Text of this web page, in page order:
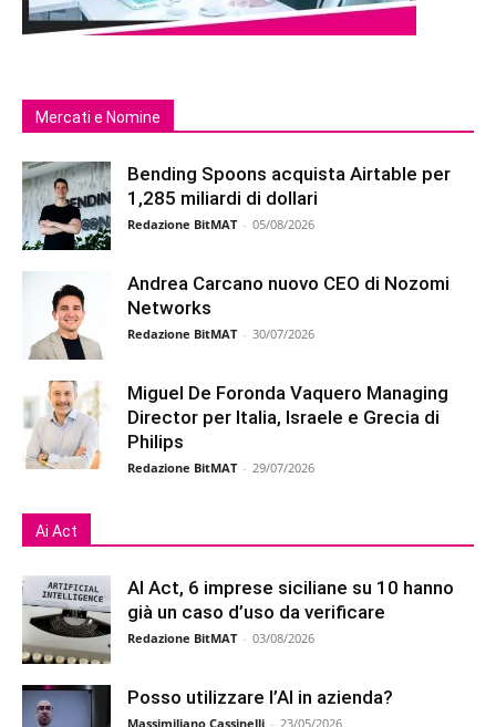
Mercati e Nomine
Bending Spoons acquista Airtable per
1,285 miliardi di dollari
Redazione BitMAT - 05/08/2026
Andrea Carcano nuovo CEO di Nozomi
Networks
Redazione BitMAT - 30/07/2026
Miguel De Foronda Vaquero Managing
Director per Italia, Israele e Grecia di
Philips
Redazione BitMAT - 29/07/2026
Ai Act
AI Act, 6 imprese siciliane su 10 hanno
già un caso d’uso da verificare
Redazione BitMAT - 03/08/2026
Posso utilizzare l’AI in azienda?
Massimiliano Cassinelli - 23/05/2026